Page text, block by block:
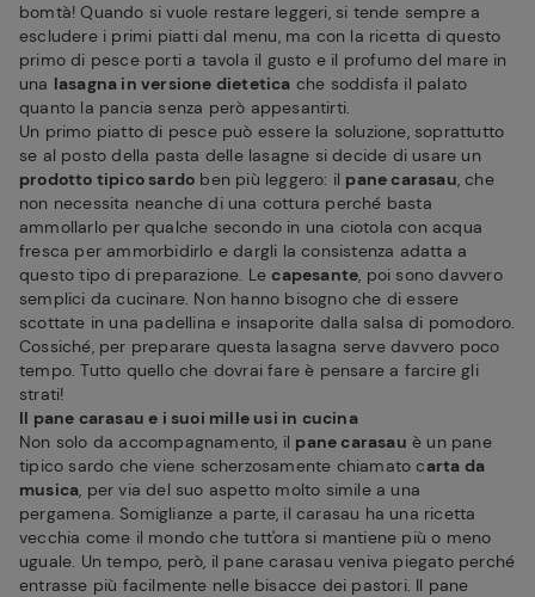
bomtà! Quando si vuole restare leggeri, si tende sempre a
escludere i primi piatti dal menu, ma con la ricetta di questo
primo di pesce porti a tavola il gusto e il profumo del mare in
una lasagna in versione dietetica che soddisfa il palato
quanto la pancia senza però appesantirti.
Un primo piatto di pesce può essere la soluzione, soprattutto
se al posto della pasta delle lasagne si decide di usare un
prodotto tipico sardo ben più leggero: il pane carasau, che
non necessita neanche di una cottura perché basta
ammollarlo per qualche secondo in una ciotola con acqua
fresca per ammorbidirlo e dargli la consistenza adatta a
questo tipo di preparazione. Lecapesante, poi sono davvero
semplici da cucinare. Non hanno bisogno che di essere
scottate in una padellina e insaporite dalla salsa di pomodoro.
Cossiché, per preparare questa lasagna serve davvero poco
tempo. Tutto quello che dovrai fare è pensare a farcire gli
strati!
Il pane carasau e i suoi mille usi in cucina
Non solo da accompagnamento, il pane carasau è un pane
tipico sardo che viene scherzosamente chiamato carta da
musica, per via del suo aspetto molto simile a una
pergamena. Somiglianze a parte, il carasau ha una ricetta
vecchia come il mondo che tutt'ora si mantiene più o meno
uguale. Un tempo, però, il pane carasau veniva piegato perché
entrasse più facilmente nelle bisacce dei pastori. Il pane